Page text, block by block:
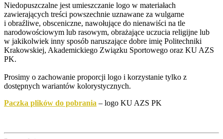
Niedopuszczalne jest umieszczanie logo w materiałach
zawierających treści powszechnie uznawane za wulgarne
i obraźliwe, obsceniczne, nawołujące do nienawiści na tle
narodowościowym lub rasowym, obrażające uczucia religijne lub
w jakikolwiek inny sposób naruszające dobre imię Politechniki
Krakowskiej, Akademickiego Związku Sportowego oraz KU AZS
PK.
Prosimy o zachowanie proporcji logo i korzystanie tylko z
dostępnych wariantów kolorystycznych.
Paczka plików do pobrania – logo KU AZS PK